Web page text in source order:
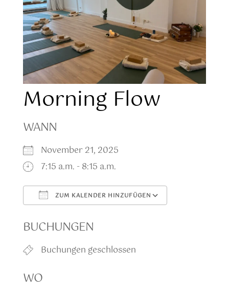
Morning Flow
WANN
November 21, 2025
7:15 a.m. - 8:15 a.m.
ZUM KALENDER HINZUFÜGEN
BUCHUNGEN
Buchungen geschlossen
WO